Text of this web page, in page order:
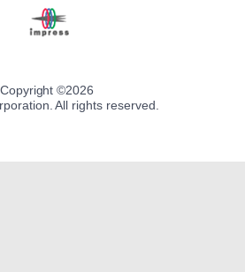
Copyright ©2026
All rights reserved.